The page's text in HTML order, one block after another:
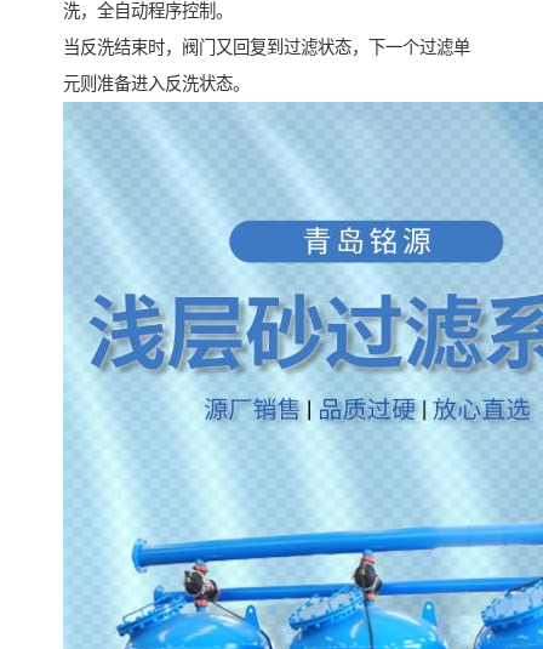
洗，全自动程序控制。
当反洗结束时，阀门又回复到过滤状态，下一个过滤单
元则准备进入反洗状态。